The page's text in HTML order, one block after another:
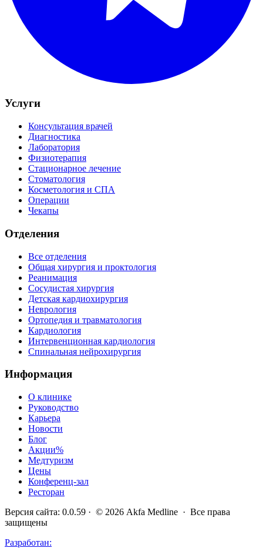
Услуги
Консультация врачей
Диагностика
Лаборатория
Физиотерапия
Стационарное лечение
Стоматология
Косметология и СПА
Операции
Чекапы
Отделения
Все отделения
Общая хирургия и проктология
Реанимация
Сосудистая хирургия
Детская кардиохирургия
Неврология
Ортопедия и травматология
Кардиология
Интервенционная кардиология
Спинальная нейрохирургия
Информация
О клинике
Руководство
Карьера
Новости
Блог
Акции%
Медтуризм
Цены
Конференц-зал
Ресторан
Версия сайта: 0.0.59 · © 2026 Akfa Medline · Все права
защищены
Разработан: